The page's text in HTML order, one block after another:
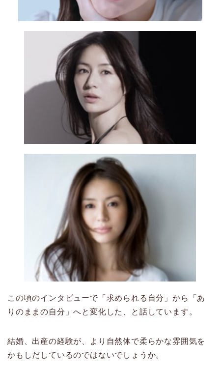
この頃のインタビューで「求められる自分」から「あ
りのままの自分」へと変化した、と話しています。
結婚、出産の経験が、より自然体で柔らかな雰囲気を
かもしだしているのではないでしょうか。